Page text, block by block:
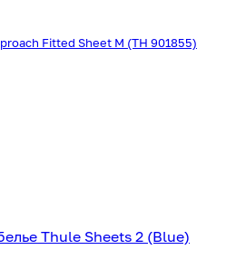
Fitted Sheet M (TH 901855)